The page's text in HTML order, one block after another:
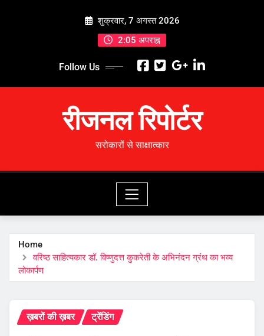
शुक्रवार, 7 अगस्त 2026
2:05 अपराह्न
Follow Us
रीजनल रिपोर्टर
सरोकारों से साक्षात्कार
Home
वरिष्ठ साहित्यकार डॉ. विष्णुदत्त कुकरेती के अभिनंदन ग्रंथ का भव्य
लोकार्पण
ख़बरों की ख़बर ट्रेंडिंग